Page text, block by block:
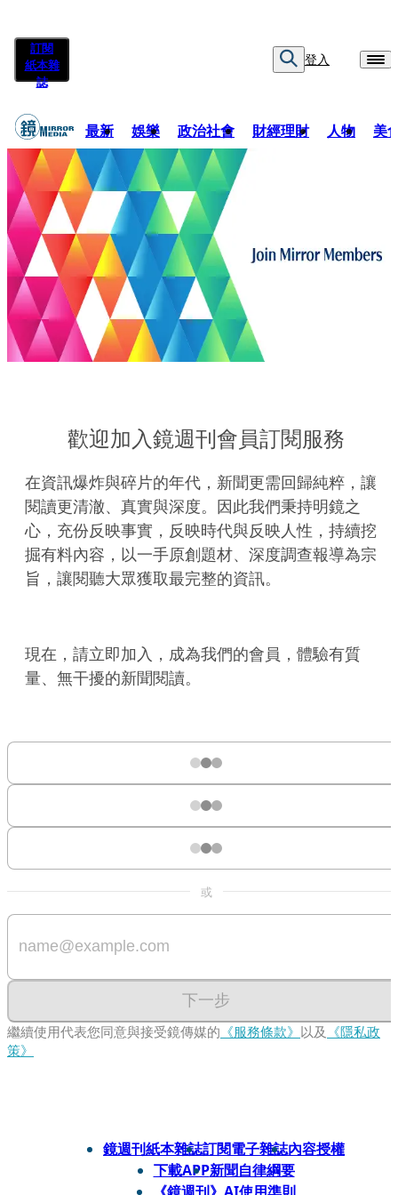
訂閱
紙本雜
誌
登入
最新 娛樂 政治社會 財經理財 人物 美
歡迎加入鏡週刊會員訂閱服務
在資訊爆炸與碎片的年代，新聞更需回歸純粹，讓
閱讀更清澈、真實與深度。因此我們秉持明鏡之
心，充份反映事實，反映時代與反映人性，持續挖
掘有料內容，以一手原創題材、深度調查報導為宗
旨，讓閱聽大眾獲取最完整的資訊。
現在，請立即加入，成為我們的會員，體驗有質
量、無干擾的新聞閱讀。
或
下一步
繼續使用代表您同意與接受鏡傳媒的 《服務條款》 以及 《隱私政
策》
鏡週刊紙本雜誌訂閱電子雜誌內容授權
下載APP新聞自律綱要